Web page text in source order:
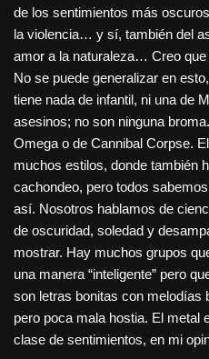
de los sentimientos más
la violencia… y sí, también del
amor a la naturaleza… Creo
No se puede generalizar en
tiene nada de infantil, ni una de
asesinos; no son ninguna
Omega o de Cannibal Corpse.
muchos estilos, donde también
cachondeo, pero todos
así. Nosotros hablamos de
de oscuridad, soledad y
mostrar. Hay muchos grupos
una manera “inteligente” pero
son letras bonitas con melodías
pero poca mala hostia. El metal
clase de sentimientos, en mi